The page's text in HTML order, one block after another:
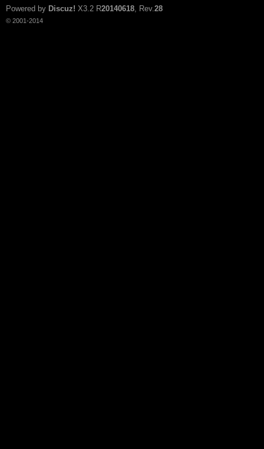
Powered by Discuz! X3.2 R20140618, Rev.28
© 2001-2014